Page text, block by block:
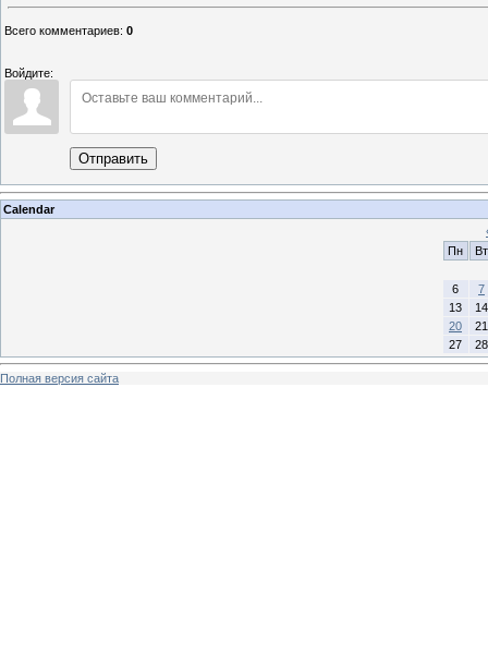
Всего комментариев: 0
Войдите:
Отправить
Calendar
Пн
Вт
6
7
13
14
20
21
27
28
Полная версия сайта